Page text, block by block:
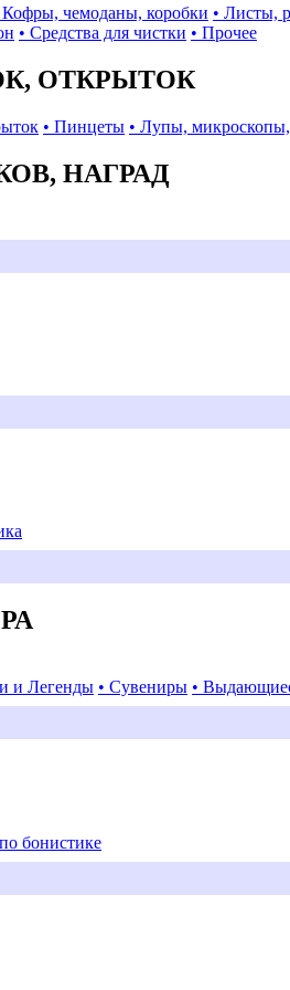
Кофры, чемоданы, коробки • Листы,
• Средства для чистки • Прочее
ОТКРЫТОК
• Пинцеты • Лупы,
НАГРАД
и Легенды • Сувениры •
бонистике